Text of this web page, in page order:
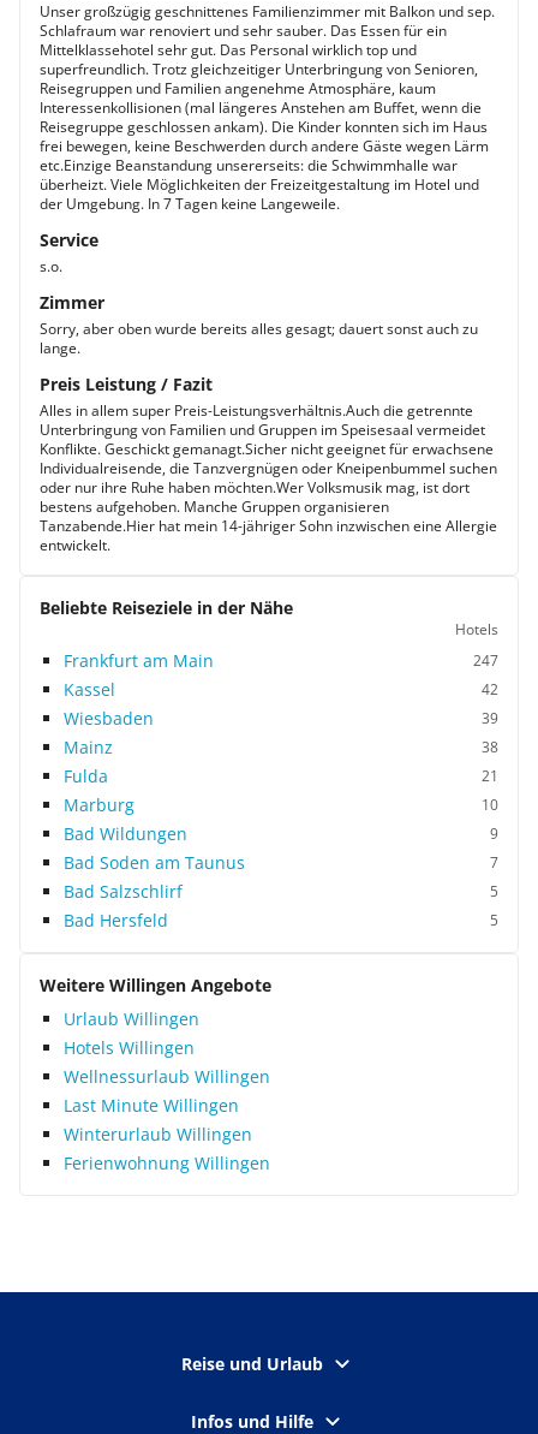
Unser großzügig geschnittenes Familienzimmer mit Balkon und sep.
Schlafraum war renoviert und sehr sauber. Das Essen für ein
Mittelklassehotel sehr gut. Das Personal wirklich top und
superfreundlich. Trotz gleichzeitiger Unterbringung von Senioren,
Reisegruppen und Familien angenehme Atmosphäre, kaum
Interessenkollisionen (mal längeres Anstehen am Buffet, wenn die
Reisegruppe geschlossen ankam). Die Kinder konnten sich im Haus
frei bewegen, keine Beschwerden durch andere Gäste wegen Lärm
etc.Einzige Beanstandung unsererseits: die Schwimmhalle war
überheizt. Viele Möglichkeiten der Freizeitgestaltung im Hotel und
der Umgebung. In 7 Tagen keine Langeweile.
Service
s.o.
Zimmer
Sorry, aber oben wurde bereits alles gesagt; dauert sonst auch zu
lange.
Preis Leistung / Fazit
Alles in allem super Preis-Leistungsverhältnis.Auch die getrennte
Unterbringung von Familien und Gruppen im Speisesaal vermeidet
Konflikte. Geschickt gemanagt.Sicher nicht geeignet für erwachsene
Individualreisende, die Tanzvergnügen oder Kneipenbummel suchen
oder nur ihre Ruhe haben möchten.Wer Volksmusik mag, ist dort
bestens aufgehoben. Manche Gruppen organisieren
Tanzabende.Hier hat mein 14-jähriger Sohn inzwischen eine Allergie
entwickelt.
Beliebte Reiseziele in der Nähe
Hotels
Frankfurt am Main 247
Kassel 42
Wiesbaden 39
Mainz 38
Fulda 21
Marburg 10
Bad Wildungen 9
Bad Soden am Taunus 7
Bad Salzschlirf 5
Bad Hersfeld 5
Weitere Willingen Angebote
Urlaub Willingen
Hotels Willingen
Wellnessurlaub Willingen
Last Minute Willingen
Winterurlaub Willingen
Ferienwohnung Willingen
Reise und Urlaub
Infos und Hilfe